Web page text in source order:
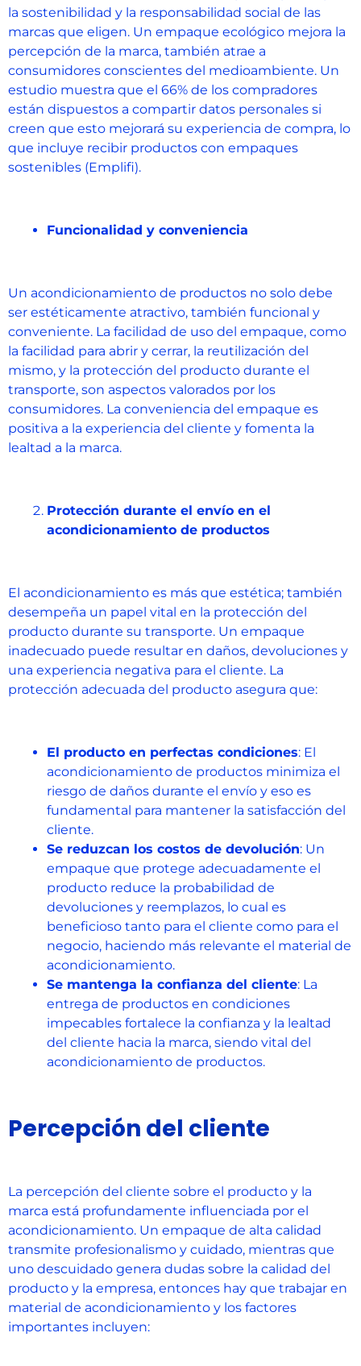
la sostenibilidad y la responsabilidad social de las
marcas que eligen. Un empaque ecológico mejora la
percepción de la marca, también atrae a
consumidores conscientes del medioambiente. Un
estudio muestra que el 66% de los compradores
están dispuestos a compartir datos personales si
creen que esto mejorará su experiencia de compra, lo
que incluye recibir productos con empaques
sostenibles (Emplifi)​.
Funcionalidad y conveniencia
Un acondicionamiento de productos no solo debe
ser estéticamente atractivo, también funcional y
conveniente. La facilidad de uso del empaque, como
la facilidad para abrir y cerrar, la reutilización del
mismo, y la protección del producto durante el
transporte, son aspectos valorados por los
consumidores. La conveniencia del empaque es
positiva a la experiencia del cliente y fomenta la
lealtad a la marca.
Protección durante el envío en el
acondicionamiento de productos
El acondicionamiento es más que estética; también
desempeña un papel vital en la protección del
producto durante su transporte. Un empaque
inadecuado puede resultar en daños, devoluciones y
una experiencia negativa para el cliente. La
protección adecuada del producto asegura que:
El producto en perfectas condiciones: El
acondicionamiento de productos minimiza el
riesgo de daños durante el envío y eso es
fundamental para mantener la satisfacción del
cliente.
Se reduzcan los costos de devolución: Un
empaque que protege adecuadamente el
producto reduce la probabilidad de
devoluciones y reemplazos, lo cual es
beneficioso tanto para el cliente como para el
negocio, haciendo más relevante el material de
acondicionamiento.
Se mantenga la confianza del cliente: La
entrega de productos en condiciones
impecables fortalece la confianza y la lealtad
del cliente hacia la marca, siendo vital del
acondicionamiento de productos.
Percepción del cliente
La percepción del cliente sobre el producto y la
marca está profundamente influenciada por el
acondicionamiento. Un empaque de alta calidad
transmite profesionalismo y cuidado, mientras que
uno descuidado genera dudas sobre la calidad del
producto y la empresa, entonces hay que trabajar en
material de acondicionamiento y los factores
importantes incluyen: